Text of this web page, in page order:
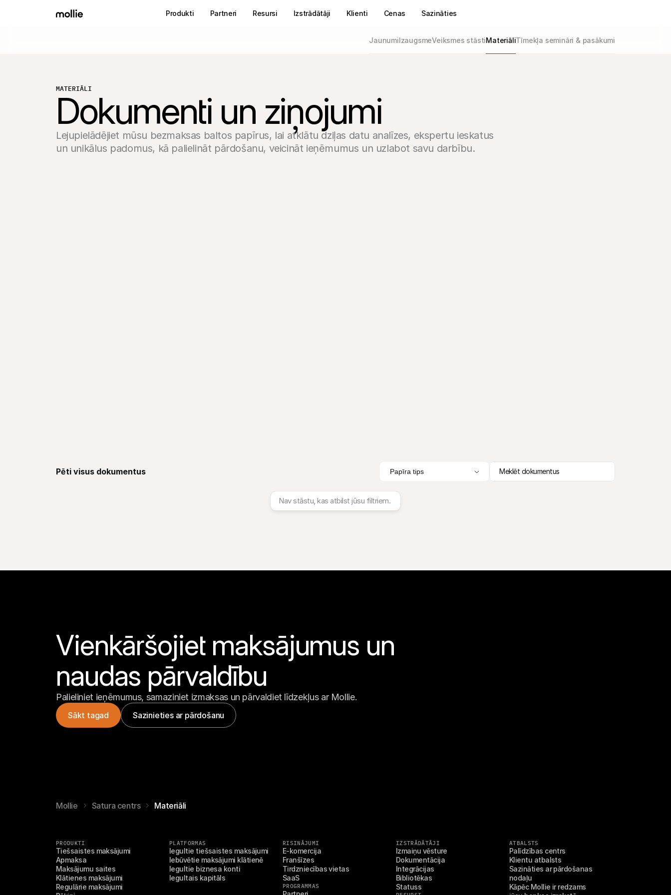
Produkti Partneri Resursi Izstrādātāji Klienti Cenas Sazināties
JaunumiIzaugsmeVeiksmes stāstiMateriāliTīmekļa semināri & pasākumi
MATERIĀLI
Dokumenti un ziņojumi
Lejupielādējiet mūsu bezmaksas baltos papīrus, lai atklātu dziļas datu analīzes, ekspertu ieskatus
un unikālus padomus, kā palielināt pārdošanu, veicināt ieņēmumus un uzlabot savu darbību.
Pēti visus dokumentus Papīra tips Meklēt dokumentus
Nav stāstu, kas atbilst jūsu filtriem.
Vienkāršojiet maksājumus un
naudas pārvaldību
Palieliniet ieņēmumus, samaziniet izmaksas un pārvaldiet līdzekļus ar Mollie.
Sākt tagad Sazinieties ar pārdošanu
Mollie Satura centrs Materiāli
PRODUKTI
Tiešsaistes maksājumi
Apmaksa
Maksājumu saites
Klātienes maksājumi
Regulārie maksājumi
PLATFORMAS
Iegultie tiešsaistes maksājumi
Iebūvētie maksājumi klātienē
Iegultie biznesa konti
Iegultais kapitāls
RISINĀJUMI
E-komercija
Franšīzes
Tirdzniecības vietas
SaaS
PROGRAMMAS
IZSTRĀDĀTĀJI
Izmaiņu vēsture
Dokumentācija
Integrācijas
Bibliotēkas
Statuss
ATBALSTS
Palīdzības centrs
Klientu atbalsts
Sazināties ar pārdošanas
nodaļu
Kāpēc Mollie ir redzams